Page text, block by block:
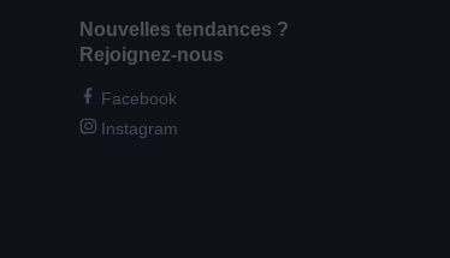
Nouvelles tendances ?
Rejoignez-nous
Facebook
Instagram